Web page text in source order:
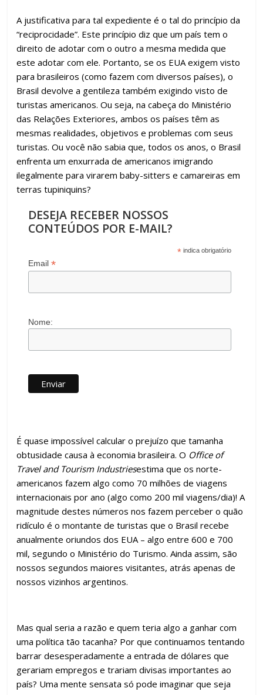
A justificativa para tal expediente é o tal do princípio da
“reciprocidade”. Este princípio diz que um país tem o
direito de adotar com o outro a mesma medida que
este adotar com ele. Portanto, se os EUA exigem visto
para brasileiros (como fazem com diversos países), o
Brasil devolve a gentileza também exigindo visto de
turistas americanos. Ou seja, na cabeça do Ministério
das Relações Exteriores, ambos os países têm as
mesmas realidades, objetivos e problemas com seus
turistas. Ou você não sabia que, todos os anos, o Brasil
enfrenta um enxurrada de americanos imigrando
ilegalmente para virarem baby-sitters e camareiras em
terras tupiniquins?
DESEJA RECEBER NOSSOS
CONTEÚDOS POR E-MAIL?
* indica obrigatório
Email*
Nome:
É quase impossível calcular o prejuízo que tamanha
obtusidade causa à economia brasileira. O Office of
Travel and Tourism Industriesestima que os norte-
americanos fazem algo como 70 milhões de viagens
internacionais por ano (algo como 200 mil viagens/dia)! A
magnitude destes números nos fazem perceber o quão
ridículo é o montante de turistas que o Brasil recebe
anualmente oriundos dos EUA – algo entre 600 e 700
mil, segundo o Ministério do Turismo. Ainda assim, são
nossos segundos maiores visitantes, atrás apenas de
nossos vizinhos argentinos.
Mas qual seria a razão e quem teria algo a ganhar com
uma política tão tacanha? Por que continuamos tentando
barrar desesperadamente a entrada de dólares que
gerariam empregos e trariam divisas importantes ao
país? Uma mente sensata só pode imaginar que seja